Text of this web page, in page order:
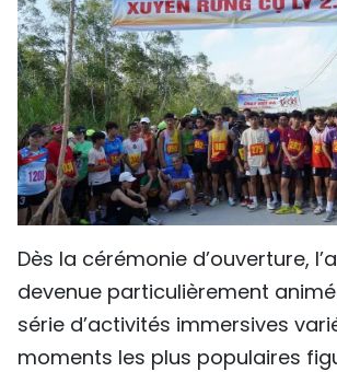
Dès la cérémonie d’ouverture,
devenue particulièrement
série d’activités immersives
moments les plus populaires